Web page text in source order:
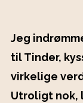
Jeg
til Tinder,
virkelige
Utroligt nok,